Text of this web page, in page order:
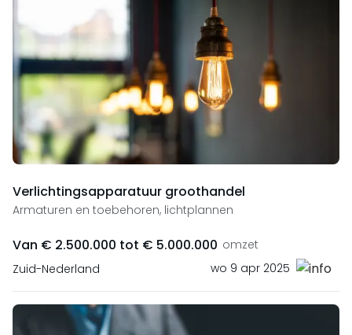
Verlichtingsapparatuur groothandel
Armaturen en toebehoren, lichtplannen
Van € 2.500.000 tot € 5.000.000 omzet
Zuid-Nederland
wo 9 apr 2025